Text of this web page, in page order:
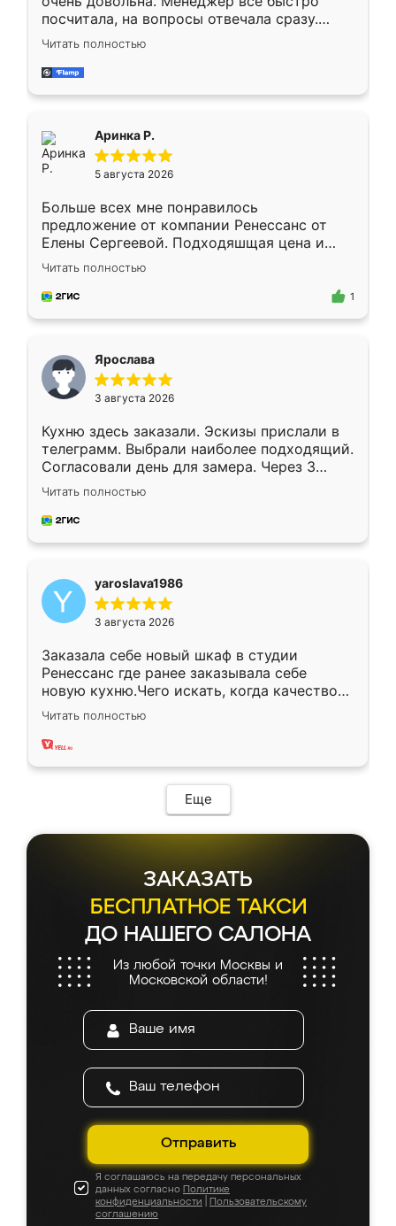
посчитала, на вопросы отвечала сразу.
Замерщик приехал в субботу, подошёл к
делу со всей ответственностью. Собрали
за день, ребята работали аккуратно, даже
Читать полностью
Аринка Р.
5 августа 2026
Больше всех мне понравилось
предложение от компании Ренессанс от
Елены Сергеевой. Подходяшщая цена и
короткие сроки изготовления. Приехавший
для замера сотрудник Владислав
предложил по моему эскизу самый
Читать полностью
1
Ярослава
3 августа 2026
Кухню здесь заказали. Эскизы прислали в
телеграмм. Выбрали наиболее подходящий.
Согласовали день для замера. Через 3
недели кухня была уже готова. Остались
довольны работой. Спасибо Ренессанс
мебель за качественную работу!
Читать полностью
yaroslava1986
3 августа 2026
Заказала себе новый шкаф в студии
Ренессанс где ранее заказывала себе
новую кухню.Чего искать, когда качеством
вполне довольна. Служит кухня уже почти
два года, нареканий нет.
Читать полностью
Еще
ЗАКАЗАТЬ
БЕСПЛАТНОЕ ТАКСИ
ДО НАШЕГО САЛОНА
Из любой точки Москвы и
Московской области!
Отправить
Я соглашаюсь на передачу персональных
данных согласно Политике
конфиденциальности
Пользовательскому
соглашению